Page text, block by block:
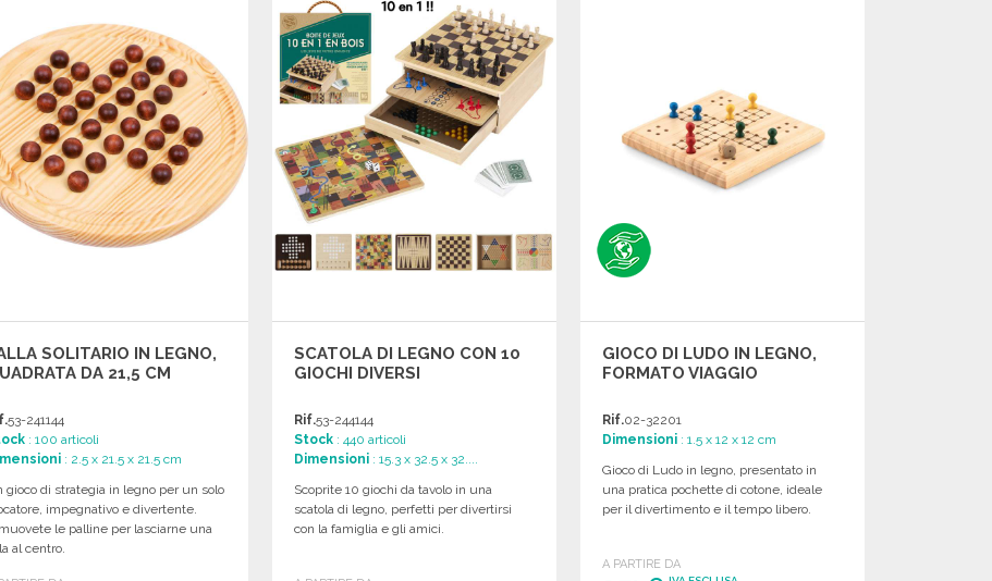
SOLITARIO IN LEGNO,
DA 21,5 CM
53-241144
: 100 articoli
: 2.5 x 21.5 x 21.5 cm
gioco di strategia in legno per un solo
impegnativo e divertente.
le palline per lasciarne una
al centro.
SCATOLA DI LEGNO CON 10
GIOCHI DIVERSI
Rif.53-244144
Stock : 440 articoli
Dimensioni : 15.3 x 32.5 x 32....
Scoprite 10 giochi da tavolo in una
scatola di legno, perfetti per divertirsi
con la famiglia e gli amici.
GIOCO DI LUDO IN LEGNO,
FORMATO VIAGGIO
Rif.02-32201
Dimensioni : 1.5 x 12 x 12 cm
Gioco di Ludo in legno, presentato in
una pratica pochette di cotone, ideale
per il divertimento e il tempo libero.
A PARTIRE DA